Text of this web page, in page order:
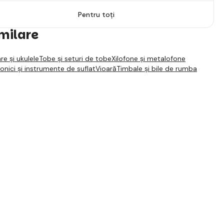
Pentru toți
și ukuleleTobe și seturi de tobeXilofone și metalofone
și instrumente de suflatVioarăTimbale și bile de rumba